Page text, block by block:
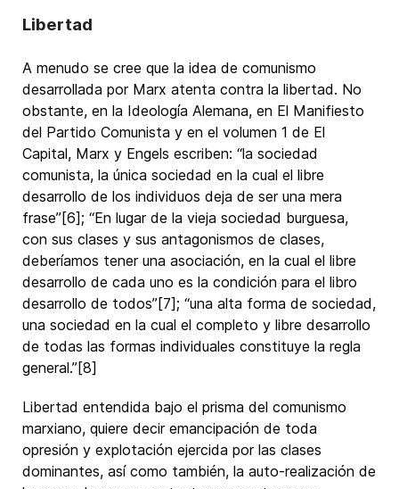
Libertad
A menudo se cree que la idea de comunismo
desarrollada por Marx atenta contra la libertad. No
obstante, en la Ideología Alemana, en El Manifiesto
del Partido Comunista y en el volumen 1 de El
Capital, Marx y Engels escriben: “la sociedad
comunista, la única sociedad en la cual el libre
desarrollo de los individuos deja de ser una mera
frase”[6]; “En lugar de la vieja sociedad burguesa,
con sus clases y sus antagonismos de clases,
deberíamos tener una asociación, en la cual el libre
desarrollo de cada uno es la condición para el libro
desarrollo de todos”[7]; “una alta forma de sociedad,
una sociedad en la cual el completo y libre desarrollo
de todas las formas individuales constituye la regla
general.”[8]
Libertad entendida bajo el prisma del comunismo
marxiano, quiere decir emancipación de toda
opresión y explotación ejercida por las clases
dominantes, así como también, la auto-realización de